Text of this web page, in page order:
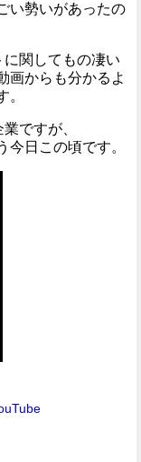
い勢いがあったの
関してもの凄い
画からも分かるよ
。
ですが、
今日この頃です。